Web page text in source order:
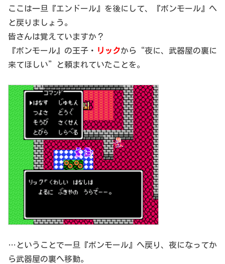
ここは一旦『エンドール』を後にして、『ボンモール』へ
と戻りましょう。
皆さんは覚えていますか？
『ボンモール』の王子・ リックから“夜に、武器屋の裏に
来てほしい”
と頼まれていたことを。
…ということで一旦『ボンモール』へ戻り、夜になってか
ら武器屋の裏へ移動。